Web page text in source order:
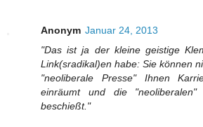
Anonym Januar 24, 2013
"Das ist ja der kleine geistige
Link(sradikal)en habe: Sie können
"neoliberale Presse" Ihnen
einräumt und die "neoliberalen"
beschießt."